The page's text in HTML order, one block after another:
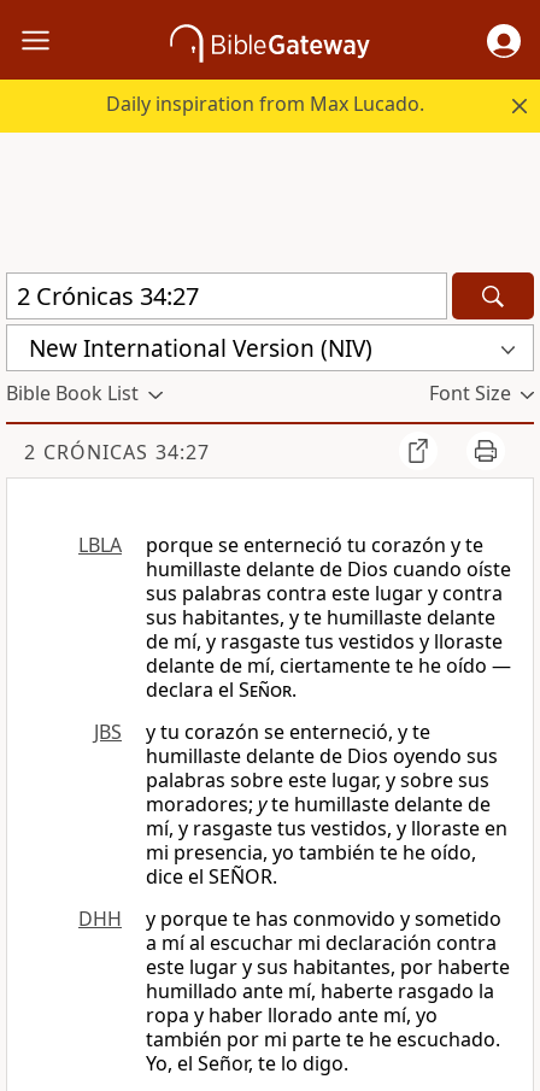
Daily inspiration from Max Lucado.
New International Version (NIV)
Bible Book List Font Size
2 CRÓNICAS 34:27
LBLA
porque se enterneció tu corazón y te
humillaste delante de Dios cuando oíste
sus palabras contra este lugar y contra
sus habitantes, y te humillaste delante
de mí, y rasgaste tus vestidos y lloraste
delante de mí, ciertamente te he oído —
declara el Señor.
JBS
y tu corazón se enterneció, y te
humillaste delante de Dios oyendo sus
palabras sobre este lugar, y sobre sus
moradores; yte humillaste delante de
mí, y rasgaste tus vestidos, y lloraste en
mi presencia, yo también te he oído,
dice el SEÑOR.
DHH
y porque te has conmovido y sometido
a mí al escuchar mi declaración contra
este lugar y sus habitantes, por haberte
humillado ante mí, haberte rasgado la
ropa y haber llorado ante mí, yo
también por mi parte te he escuchado.
Yo, el Señor, te lo digo.